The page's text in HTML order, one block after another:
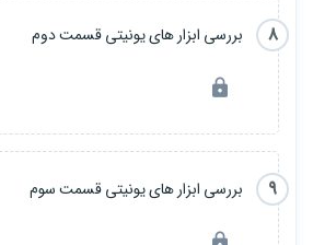
8 بررسی ابزار های یونیتی قسمت دوم
9 بررسی ابزار های یونیتی قسمت سوم